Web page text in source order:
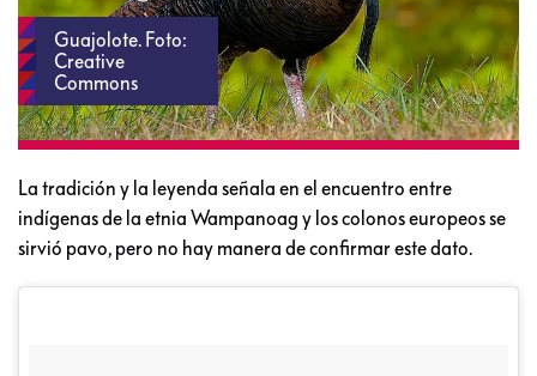
Guajolote. Foto:
Creative
Commons
La tradición y la leyenda señala en el encuentro entre
indígenas de la etnia Wampanoag y los colonos europeos se
sirvió pavo, pero no hay manera de confirmar este dato.